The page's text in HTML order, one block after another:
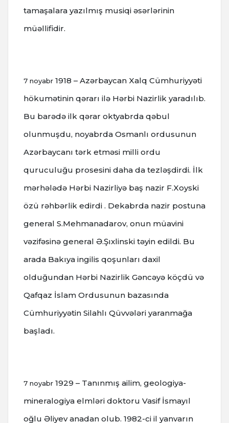
tamaşalara yazılmış musiqi əsərlərinin
müəllifidir.
7 noyabr 1918 – Azərbaycan Xalq Cümhuriyyəti
hökumətinin qərarı ilə Hərbi Nazirlik yaradılıb.
Bu barədə ilk qərar oktyabrda qəbul
olunmuşdu, noyabrda Osmanlı ordusunun
Azərbaycanı tərk etməsi milli ordu
quruculuğu prosesini daha da tezləşdirdi. İlk
mərhələdə Hərbi Nazirliyə baş nazir F.Xoyski
özü rəhbərlik edirdi . Dekabrda nazir postuna
general S.Mehmanadarov, onun müavini
vəzifəsinə general Ə.Şıxlinski təyin edildi. Bu
arada Bakıya ingilis qoşunları daxil
olduğundan Hərbi Nazirlik Gəncəyə köçdü və
Qafqaz İslam Ordusunun bazasında
Cümhuriyyətin Silahlı Qüvvələri yaranmağa
başladı.
7 noyabr 1929 – Tanınmış ailim, geologiya-
mineralogiya elmləri doktoru Vasif İsmayıl
oğlu Əliyev anadan olub. 1982-ci il yanvarın